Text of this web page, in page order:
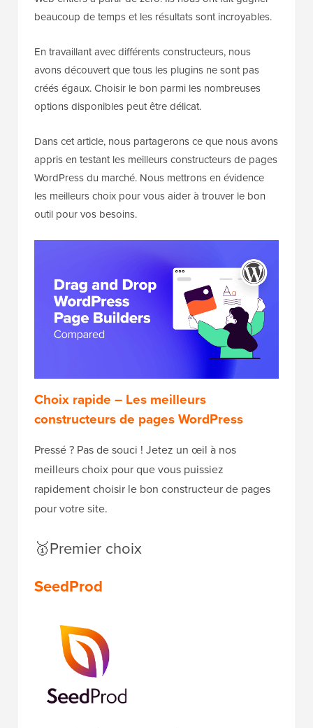
beaucoup de temps et les résultats sont incroyables.
En travaillant avec différents constructeurs, nous
avons découvert que tous les plugins ne sont pas
créés égaux. Choisir le bon parmi les nombreuses
options disponibles peut être délicat.
Dans cet article, nous partagerons ce que nous avons
appris en testant les meilleurs constructeurs de pages
WordPress du marché. Nous mettrons en évidence
les meilleurs choix pour vous aider à trouver le bon
outil pour vos besoins.
Choix rapide – Les meilleurs
constructeurs de pages WordPress
Pressé ? Pas de souci ! Jetez un œil à nos
meilleurs choix pour que vous puissiez
rapidement choisir le bon constructeur de pages
pour votre site.
🥇Premier choix
SeedProd